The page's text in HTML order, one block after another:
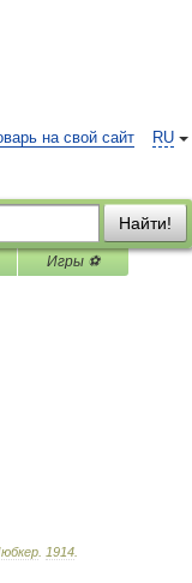
RU
на свой сайт
Найти!
Игры ⚽
1914